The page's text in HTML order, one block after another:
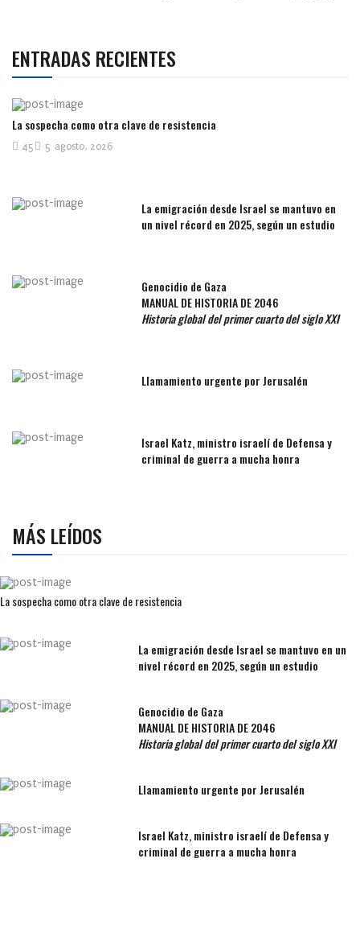
ENTRADAS RECIENTES
La sospecha como otra clave de resistencia
5 agosto, 2026
45
La emigración desde Israel se mantuvo en
un nivel récord en 2025, según un estudio
Genocidio de Gaza
MANUAL DE HISTORIA DE 2046
Historia global del primer cuarto del siglo XXI
Llamamiento urgente por Jerusalén
Israel Katz, ministro israelí de Defensa y
criminal de guerra a mucha honra
MÁS LEÍDOS
La sospecha como otra clave de resistencia
La emigración desde Israel se mantuvo en un
nivel récord en 2025, según un estudio
Genocidio de Gaza
MANUAL DE HISTORIA DE 2046
Historia global del primer cuarto del siglo XXI
Llamamiento urgente por Jerusalén
Israel Katz, ministro israelí de Defensa y
criminal de guerra a mucha honra